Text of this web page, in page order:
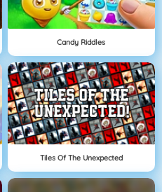
Candy Riddles
Tiles Of The Unexpected